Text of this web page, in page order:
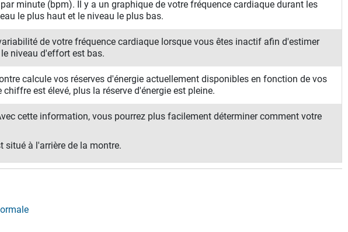
minute (bpm). Il y a un graphique de votre fréquence cardiaque durant les
le plus haut et le niveau le plus bas.
de votre fréquence cardiaque lorsque vous êtes inactif afin d'estimer
niveau d'effort est bas.
calcule vos réserves d'énergie actuellement disponibles en fonction de vos
est élevé, plus la réserve d'énergie est pleine.
cette information, vous pourrez plus facilement déterminer comment votre
situé à l'arrière de la montre.